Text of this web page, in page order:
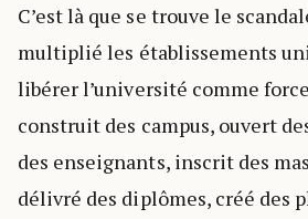
C’est là que se trouve le
multiplié les établissements
libérer l’université comme
construit des campus, ouvert
des enseignants, inscrit des
délivré des diplômes, créé des